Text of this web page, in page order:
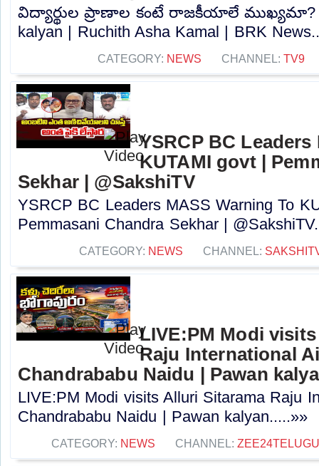
విద్యార్థుల ప్రాణాల కంటే రాజకీయాలే ముఖ్యమా? |
kalyan | Ruchith Asha Kamal | BRK
CATEGORY: NEWS CHANNEL: TV9
YSRCP BC
KUTAMI govt |
Sekhar | @SakshiTV
YSRCP BC Leaders MASS Warning To
Pemmasani Chandra Sekhar |
CATEGORY: NEWS CHANNEL:
LIVE:PM Modi
Raju International
Chandrababu Naidu | Pawan
LIVE:PM Modi visits Alluri Sitarama Raju
Chandrababu Naidu | Pawan kalyan.....»»
CATEGORY: NEWS CHANNEL: